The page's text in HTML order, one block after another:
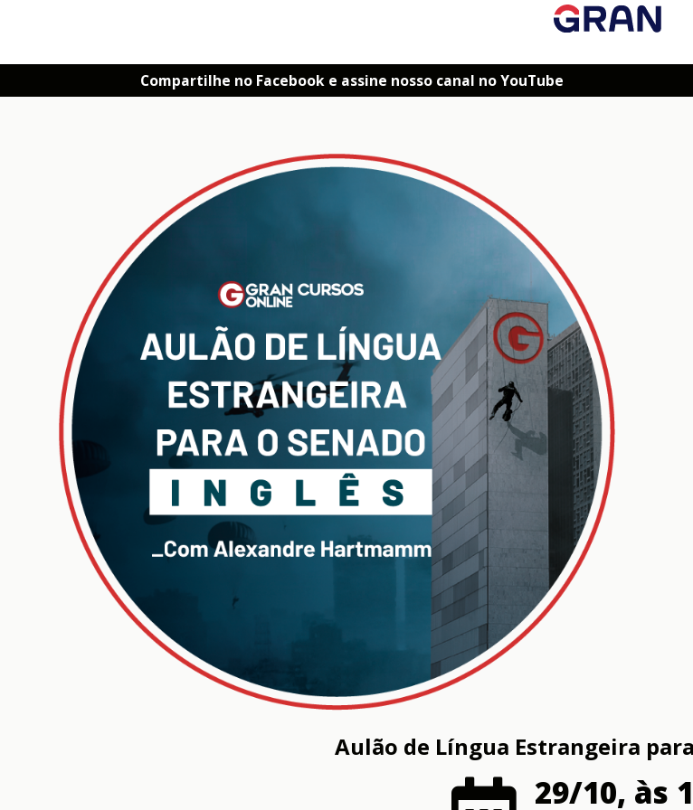
Compartilhe no Facebook e assine nosso canal no YouTube
Aulão de Língua Estrangeira
29/10, às